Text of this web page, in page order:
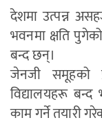
देशमा उत्पन्न
भवनमा क्षति
बन्द छन्।
जेनजी समूहको
विद्यालयहरू
काम गर्ने तयारी